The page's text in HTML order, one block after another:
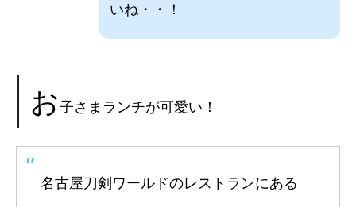
いね・・！
お子さまランチが可愛い！
名古屋刀剣ワールドのレストランにある